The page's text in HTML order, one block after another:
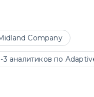
Company
аналитиков по